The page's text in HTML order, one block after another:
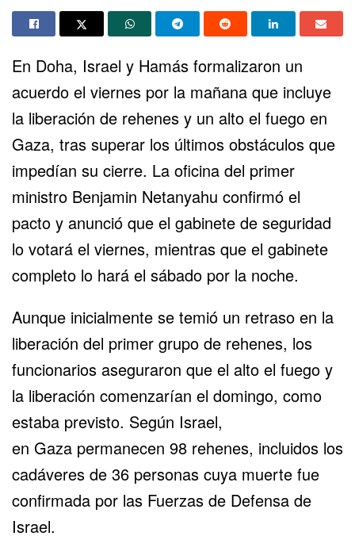
En Doha, Israel y Hamás formalizaron un
acuerdo el viernes por la mañana que incluye
la liberación de rehenes y un alto el fuego en
Gaza, tras superar los últimos obstáculos que
impedían su cierre. La oficina del primer
ministro Benjamin Netanyahu confirmó el
pacto y anunció que el gabinete de seguridad
lo votará el viernes, mientras que el gabinete
completo lo hará el sábado por la noche.
Aunque inicialmente se temió un retraso en la
liberación del primer grupo de rehenes, los
funcionarios aseguraron que el alto el fuego y
la liberación comenzarían el domingo, como
estaba previsto. Según Israel,
en Gaza permanecen 98 rehenes, incluidos los
cadáveres de 36 personas cuya muerte fue
confirmada por las Fuerzas de Defensa de
Israel.